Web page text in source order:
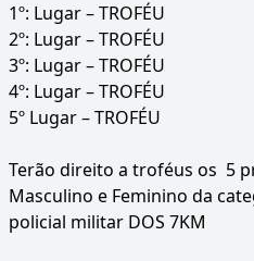
1º: Lugar – TROFÉU
2º: Lugar – TROFÉU
3º: Lugar – TROFÉU
4º: Lugar – TROFÉU
5º Lugar – TROFÉU
Terão direito a troféus os 5
Masculino e Feminino da
policial militar DOS 7KM